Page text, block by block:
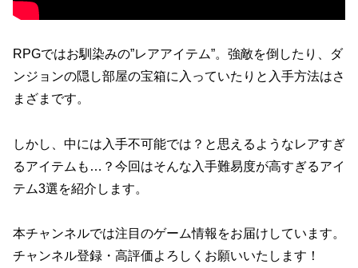
RPGではお馴染みの”レアアイテム”。強敵を倒したり、ダ
ンジョンの隠し部屋の宝箱に入っていたりと入手方法はさ
まざまです。
しかし、中には入手不可能では？と思えるようなレアすぎ
るアイテムも…？今回はそんな入手難易度が高すぎるアイ
テム3選を紹介します。
本チャンネルでは注目のゲーム情報をお届けしています。
チャンネル登録・高評価よろしくお願いいたします！